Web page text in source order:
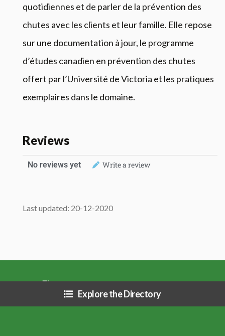
quotidiennes et de parler de la prévention des
chutes avec les clients et leur famille. Elle repose
sur une documentation à jour, le programme
d’études canadien en prévention des chutes
offert par l’Université de Victoria et les pratiques
exemplaires dans le domaine.
Reviews
No reviews yet Write a review
Last updated: 20-12-2020
About
Explore the Directory